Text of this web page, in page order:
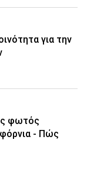
για την
φωτός
- Πώς